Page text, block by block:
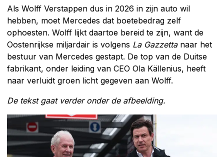
Als Wolff Verstappen dus in 2026 in zijn auto wil
hebben, moet Mercedes dat boetebedrag zelf
ophoesten. Wolff lijkt daartoe bereid te zijn, want de
Oostenrijkse miljardair is volgens La Gazzettanaar het
bestuur van Mercedes gestapt. De top van de Duitse
fabrikant, onder leiding van CEO Ola Källenius, heeft
naar verluidt groen licht gegeven aan Wolff.
De tekst gaat verder onder de afbeelding.